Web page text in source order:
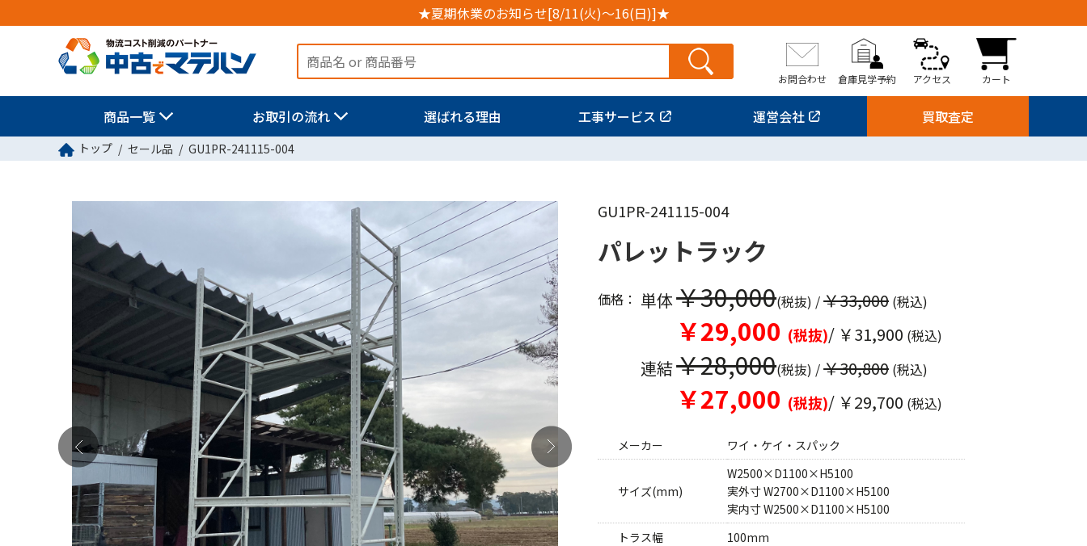
★夏期休業のお知らせ[8/11(火)～16(日)]★
お問合わせ 倉庫見学予約 アクセス カート
商品一覧 お取引の流れ 選ばれる理由 工事サービス 運営会社 買取査定
トップ セール品 GU1PR-241115-004
GU1PR-241115-004
パレットラック
価格： 単体￥30,000(税抜) /￥33,000 (税込)
￥29,000 (税抜)/ ￥31,900 (税込)
連結￥28,000(税抜) /￥30,800 (税込)
￥27,000 (税抜)/ ￥29,700 (税込)
メーカー ワイ・ケイ・スパック
サイズ(mm)
W2500×D1100×H5100
実外寸 W2700×D1100×H5100
実内寸 W2500×D1100×H5100
トラス幅
100mm